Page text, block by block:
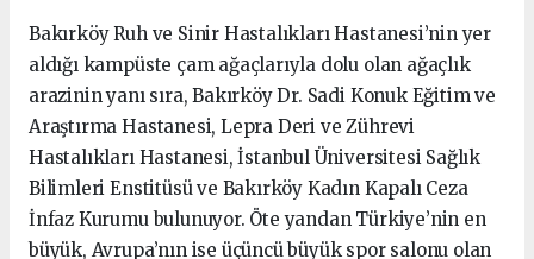
Bakırköy Ruh ve Sinir Hastalıkları Hastanesi’nin yer
aldığı kampüste çam ağaçlarıyla dolu olan ağaçlık
arazinin yanı sıra, Bakırköy Dr. Sadi Konuk Eğitim ve
Araştırma Hastanesi, Lepra Deri ve Zührevi
Hastalıkları Hastanesi, İstanbul Üniversitesi Sağlık
Bilimleri Enstitüsü ve Bakırköy Kadın Kapalı Ceza
İnfaz Kurumu bulunuyor. Öte yandan Türkiye’nin en
büyük, Avrupa’nın ise üçüncü büyük spor salonu olan